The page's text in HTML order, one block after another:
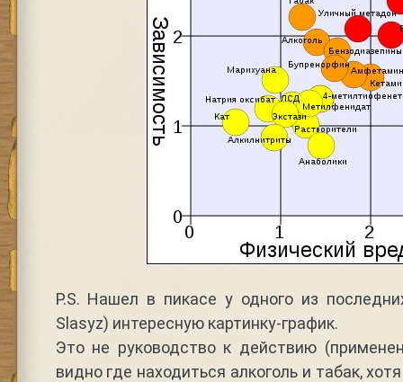
P.S. Нашел в пикасе у одного из
Slasyz) интересную картинку-график.
Это не руководство к действию
видно где находиться алкоголь и табак,